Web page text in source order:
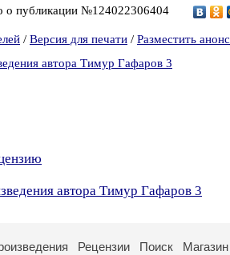
о публикации №124022306404
/ Версия для печати / Разместить анонс
автора Тимур Гафаров 3
автора Тимур Гафаров 3
Рецензии Поиск Магазин